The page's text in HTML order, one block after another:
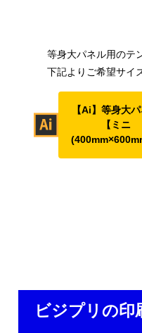
等身大パネル用のテ
下記よりご希望サイ
【Ai】等身大
【ミニ
ビジプリの印